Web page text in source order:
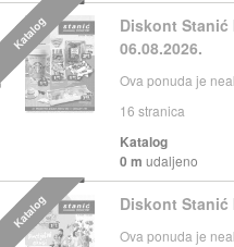
Diskont Stanić
06.08.2026.
Ova ponuda je
16 stranica
Katalog
0 m udaljeno
Katalog
Diskont Stanić
Ova ponuda je
Katalog